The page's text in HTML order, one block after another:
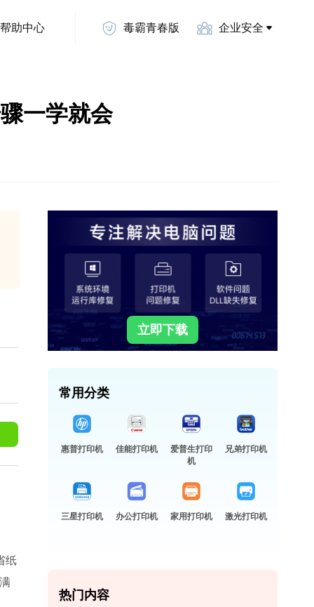
帮助中心 毒霸青春版 企业安全
一学就会
纸
立即下载
常用分类
惠普打印机 佳能打印机
爱普生打印
机
兄弟打印机
三星打印机 办公打印机 家用打印机 激光打印机
热门内容